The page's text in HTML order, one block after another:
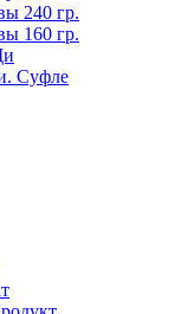
240 гр.
160 гр.
Суфле